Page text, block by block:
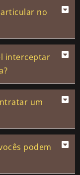
no
interceptar
um
podem